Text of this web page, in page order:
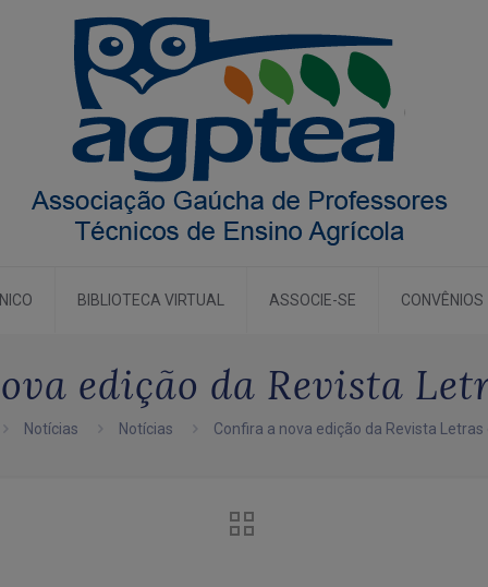
BIBLIOTECA VIRTUAL ASSOCIE-SE CONVÊNIOS
edição da Revista
Notícias Notícias Confira a nova edição da Revista Letras